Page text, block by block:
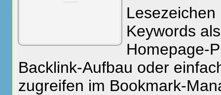
Keywords
Homepage-
Backlink-Aufbau oder
zugreifen im Bookmark-